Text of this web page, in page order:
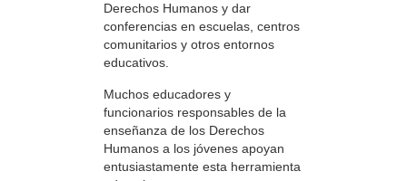
Derechos Humanos y dar
conferencias en escuelas, centros
comunitarios y otros entornos
educativos.
Muchos educadores y
funcionarios responsables de la
enseñanza de los Derechos
Humanos a los jóvenes apoyan
entusiastamente esta herramienta